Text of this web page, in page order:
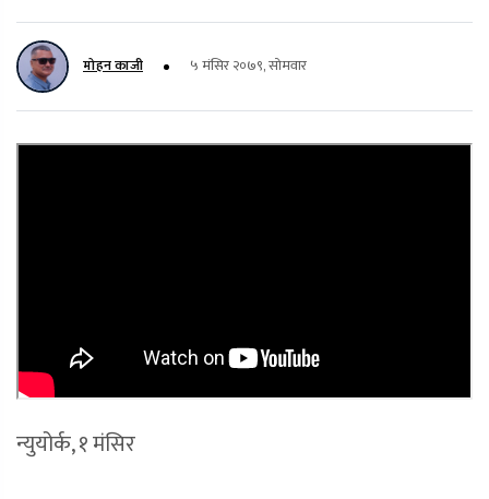
मोहन काजी ५ मंसिर २०७९, सोमवार
न्युयोर्क, १ मंसिर